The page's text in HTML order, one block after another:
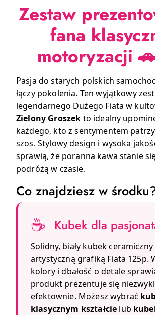
Zestaw
fana
motoryzacji
Pasja do starych polskich
łączy pokolenia. Ten wyjątkowy
legendarnego Dużego Fiata w
Zielony Groszek to idealny
każdego, kto z sentymentem
szos. Stylowy design i wysoka
sprawią, że poranna kawa stanie
podróżą w czasie.
Co znajdziesz w
☕ Kubek dla
Solidny, biały kubek ceramiczny
artystyczną grafiką Fiata 125p.
kolory i dbałość o detale
produkt prezentuje się
efektownie. Możesz wybrać
klasycznym kształcie lub